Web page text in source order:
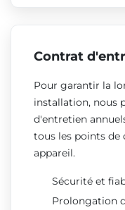
Contrat
Pour garantir la
installation, nous
d'entretien
tous les points de
appareil.
Sécurité et
Prolongation